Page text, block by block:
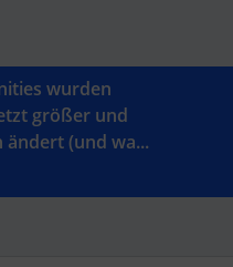
wurden
größer und
ändert (und wa...